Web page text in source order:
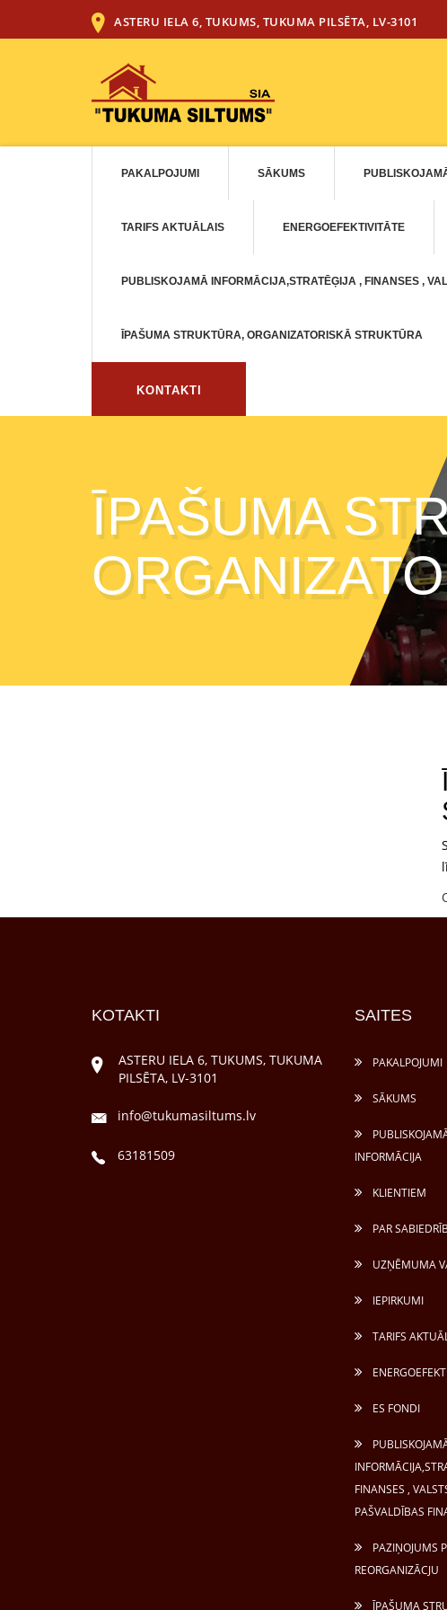
ASTERU IELA 6, TUKUMS, TUKUMA PILSĒTA, LV-3101
PAKALPOJUMI SĀKUMS
TARIFS AKTUĀLAIS ENERGOEFEKTIVITĀTE
PUBLISKOJAMĀ INFORMĀCIJA,STRATĒĢIJA , FINANSES ,
ĪPAŠUMA STRUKTŪRA, ORGANIZATORISKĀ STRUKTŪRA
KONTAKTI
ĪPAŠUMA
KOTAKTI
ASTERU IELA 6, TUKUMS, TUKUMA
PILSĒTA, LV-3101
info@tukumasiltums.lv
63181509
SAITES
PAKALPOJUMI
SĀKUMS
INFORMĀCIJA
KLIENTIEM
PAR
UZŅĒMUMA
IEPIRKUMI
TARIFS
ES FONDI
FINANSES ,
PAŠVALDĪBAS
PAZIŅOJUMS
REORGANIZĀCJU
ĪPAŠUMA